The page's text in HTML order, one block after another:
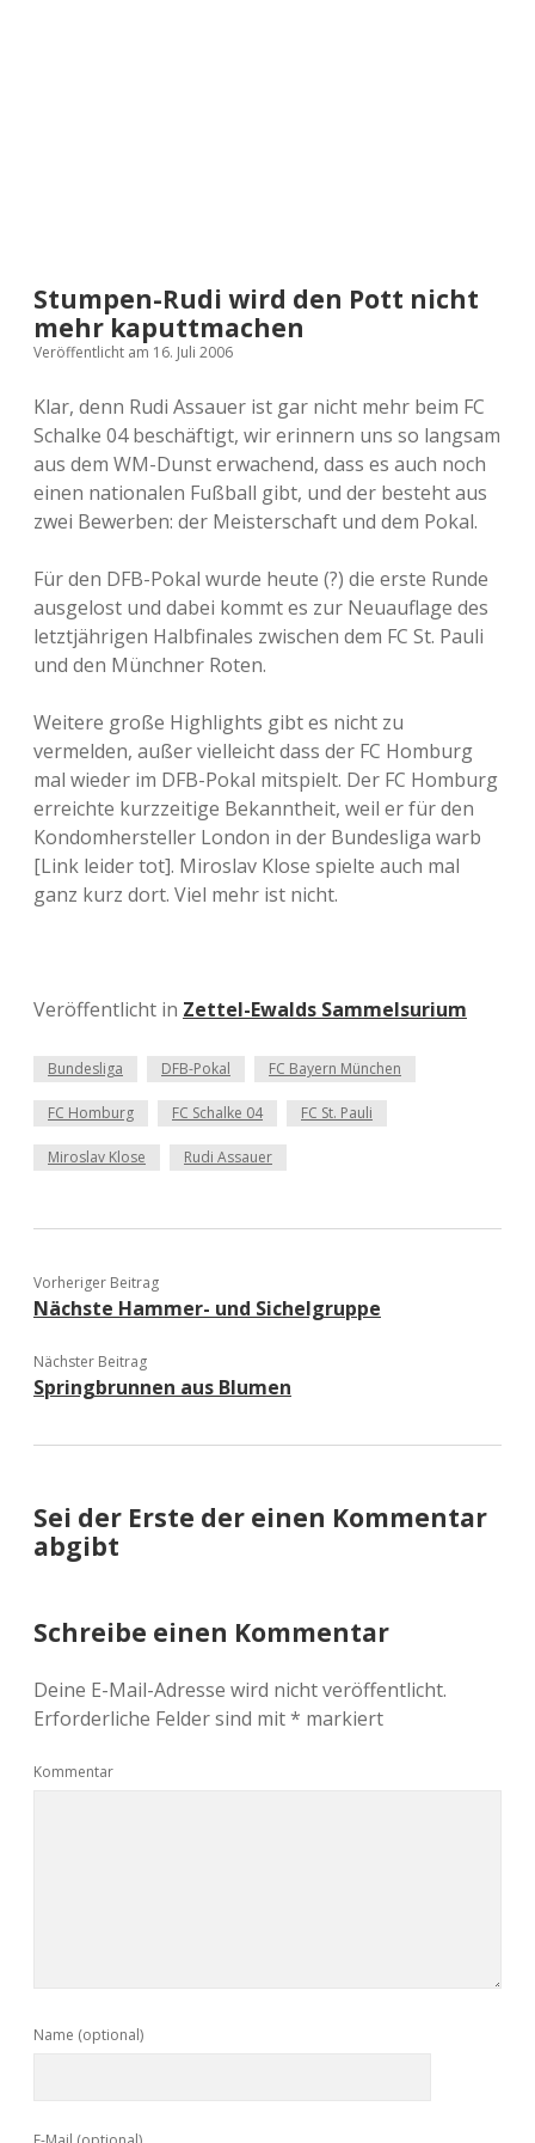
Stumpen-Rudi wird den Pott nicht
mehr kaputtmachen
Veröffentlicht am 16. Juli 2006
Klar, denn Rudi Assauer ist gar nicht mehr beim FC
Schalke 04 beschäftigt, wir erinnern uns so langsam
aus dem WM-Dunst erwachend, dass es auch noch
einen nationalen Fußball gibt, und der besteht aus
zwei Bewerben: der Meisterschaft und dem Pokal.
Für den DFB-Pokal wurde heute (?) die erste Runde
ausgelost und dabei kommt es zur Neuauflage des
letztjährigen Halbfinales zwischen dem FC St. Pauli
und den Münchner Roten.
Weitere große Highlights gibt es nicht zu
vermelden, außer vielleicht dass der FC Homburg
mal wieder im DFB-Pokal mitspielt. Der FC Homburg
erreichte kurzzeitige Bekanntheit, weil er für den
Kondomhersteller London in der Bundesliga warb
[Link leider tot]. Miroslav Klose spielte auch mal
ganz kurz dort. Viel mehr ist nicht.
Veröffentlicht in Zettel-Ewalds Sammelsurium
Bundesliga DFB-Pokal FC Bayern München
FC Homburg FC Schalke 04 FC St. Pauli
Miroslav Klose Rudi Assauer
Vorheriger Beitrag
Nächste Hammer- und Sichelgruppe
Nächster Beitrag
Springbrunnen aus Blumen
Sei der Erste der einen Kommentar
abgibt
Schreibe einen Kommentar
Deine E-Mail-Adresse wird nicht veröffentlicht.
Erforderliche Felder sind mit* markiert
Kommentar
Name (optional)